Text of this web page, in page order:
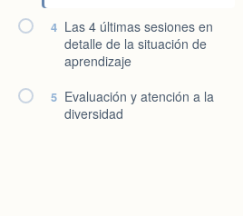
4 Las 4 últimas sesiones en
detalle de la situación de
aprendizaje
5 Evaluación y atención a la
diversidad